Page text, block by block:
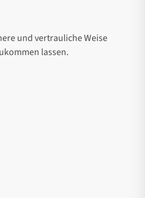
und vertrauliche Weise
lassen.